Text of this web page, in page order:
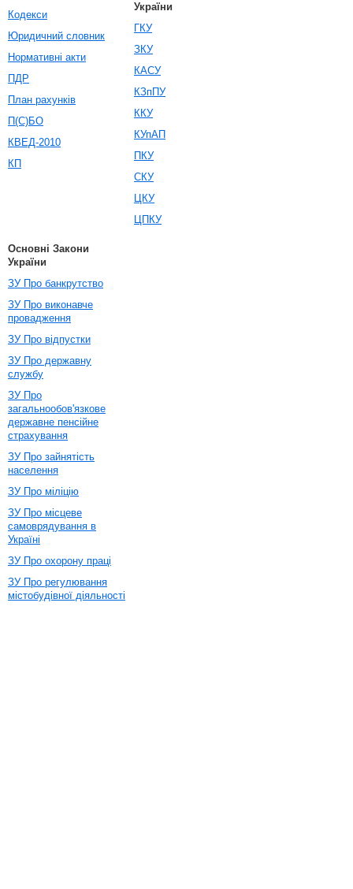
Кодекси
Юридичний словник
Нормативні акти
ПДР
План рахунків
П(С)БО
КВЕД-2010
КП
України
ГКУ
ЗКУ
КАСУ
КЗпПУ
ККУ
КУпАП
ПКУ
СКУ
ЦКУ
ЦПКУ
Основні Закони
України
ЗУ Про банкрутство
ЗУ Про виконавче
провадження
ЗУ Про відпустки
ЗУ Про державну
службу
ЗУ Про
загальнообов'язкове
державне пенсійне
страхування
ЗУ Про зайнятість
населення
ЗУ Про міліцію
ЗУ Про місцеве
самоврядування в
Україні
ЗУ Про охорону праці
ЗУ Про регулювання
містобудівної діяльності